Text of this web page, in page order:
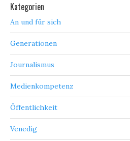
Kategorien
An und für sich
Generationen
Journalismus
Medienkompetenz
Öffentlichkeit
Venedig